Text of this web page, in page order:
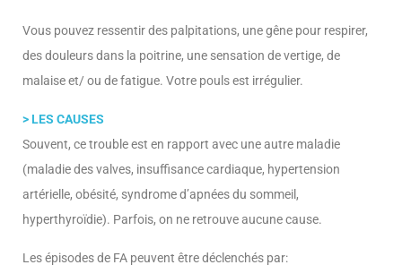
Vous pouvez ressentir des palpitations, une gêne pour respirer,
des douleurs dans la poitrine, une sensation de vertige, de
malaise et/ ou de fatigue. Votre pouls est irrégulier.
> LES CAUSES
Souvent, ce trouble est en rapport avec une autre maladie
(maladie des valves, insuffisance cardiaque, hypertension
artérielle, obésité, syndrome d’apnées du sommeil,
hyperthyroïdie). Parfois, on ne retrouve aucune cause.
Les épisodes de FA peuvent être déclenchés par: